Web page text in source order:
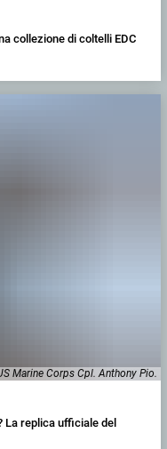
collezione di coltelli EDC
Marine Corps Cpl. Anthony Pio.
La replica ufficiale del